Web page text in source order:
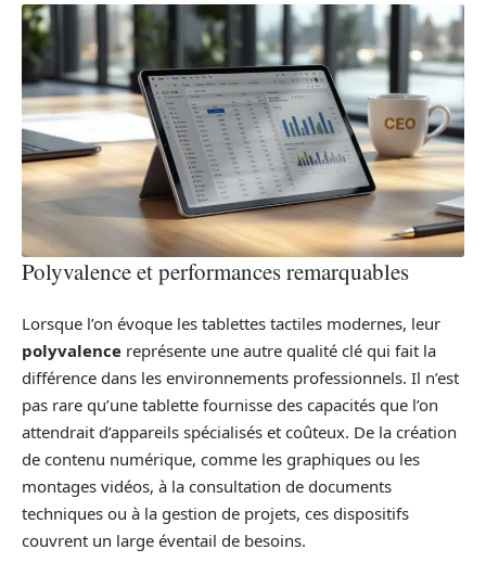
Polyvalence et performances remarquables
Lorsque l’on évoque les tablettes tactiles modernes, leur
polyvalence représente une autre qualité clé qui fait la
différence dans les environnements professionnels. Il n’est
pas rare qu’une tablette fournisse des capacités que l’on
attendrait d’appareils spécialisés et coûteux. De la création
de contenu numérique, comme les graphiques ou les
montages vidéos, à la consultation de documents
techniques ou à la gestion de projets, ces dispositifs
couvrent un large éventail de besoins.